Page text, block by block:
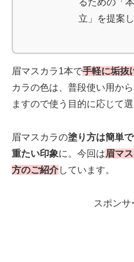
るための「
立」を提案し
眉マスカラ1本で手軽に垢抜
カラの色は、普段使い用か
ますので使う目的に応じて選
眉マスカラの塗り方は簡単
重たい印象に。 今回は眉マ
方のご紹介しています。
スポンサ